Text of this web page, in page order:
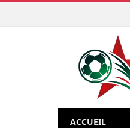
ACCUEIL